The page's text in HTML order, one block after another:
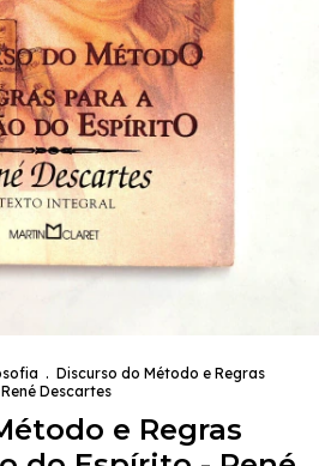
. Discurso do Método e Regras
Descartes
e Regras